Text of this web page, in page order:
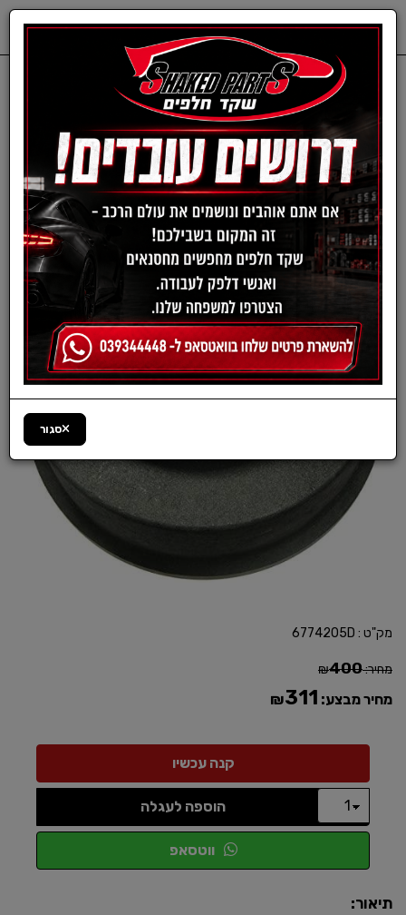
חלפים מכנים ISUZU תוף בלם / דרם
סט תופי בלם אחורי איסוזו
דימקס מ12 4X4
מק"ט : 6774205D
מחיר: ₪400
מחיר מבצע: ₪311
הוספה לעגלה
ווטסאפ
תיאור:
סגור